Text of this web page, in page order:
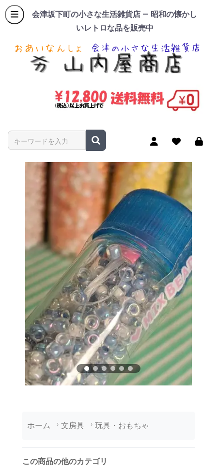
会津坂下町の小さな生活雑貨店 — 昭和の懐かし
いレトロな品を販売中
商品名やキーワードを入力
ホーム 文房具 玩具・おもちゃ
この商品の他のカテゴリ